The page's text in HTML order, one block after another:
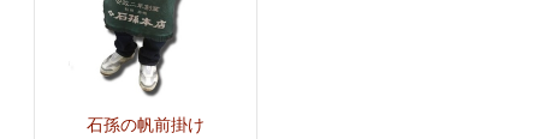
石孫の帆前掛け